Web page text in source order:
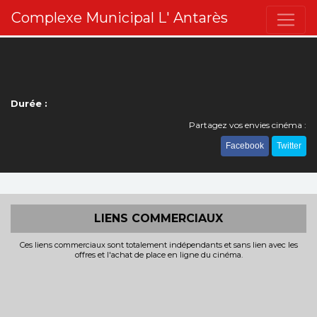
Complexe Municipal L' Antarès
Durée :
Partagez vos envies cinéma :
Facebook Twitter
LIENS COMMERCIAUX
Ces liens commerciaux sont totalement indépendants et sans lien avec les
offres et l'achat de place en ligne du cinéma.